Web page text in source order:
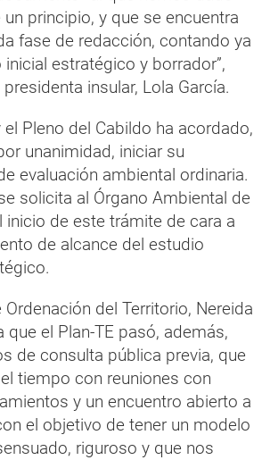
principio, y que se encuentra
fase de redacción, contando ya
estratégico y borrador”,
insular, Lola García.
el Pleno del Cabildo ha acordado,
unanimidad, iniciar su
evaluación ambiental ordinaria.
solicita al Órgano Ambiental de
inicio de este trámite de cara a
de alcance del estudio
del Territorio, Nereida
que el Plan-TE pasó, además,
de consulta pública previa, que
tiempo con reuniones con
y un encuentro abierto a
el objetivo de tener un modelo
riguroso y que nos